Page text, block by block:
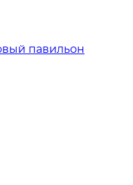
павильон